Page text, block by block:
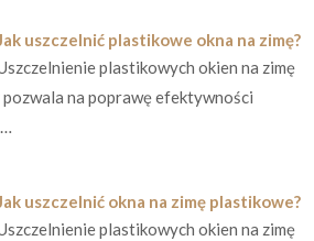
uszczelnić plastikowe okna na zimę?
plastikowych okien na zimę
na poprawę efektywności
uszczelnić okna na zimę plastikowe?
plastikowych okien na zimę